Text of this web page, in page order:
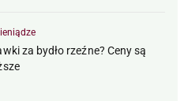
za bydło rzeźne? Ceny są